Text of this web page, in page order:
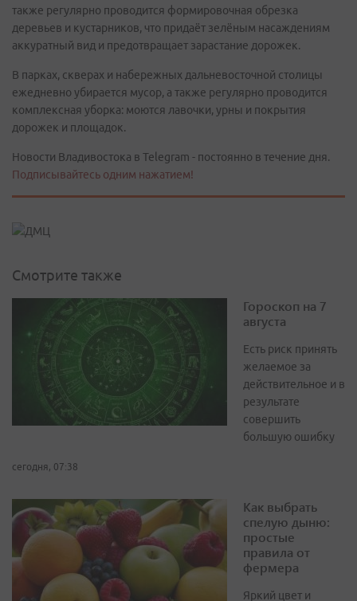
также регулярно проводится формировочная обрезка
деревьев и кустарников, что придаёт зелёным насаждениям
аккуратный вид и предотвращает зарастание дорожек.
В парках, скверах и набережных дальневосточной столицы
ежедневно убирается мусор, а также регулярно проводится
комплексная уборка: моются лавочки, урны и покрытия
дорожек и площадок.
Новости Владивостока в Telegram - постоянно в течение дня.
Подписывайтесь одним нажатием!
Смотрите также
Гороскоп на 7
августа
Есть риск принять
желаемое за
действительное и в
результате
совершить
большую ошибку
сегодня, 07:38
Как выбрать
спелую дыню:
простые
правила от
фермера
Яркий цвет и